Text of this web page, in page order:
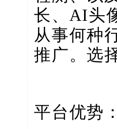
长、AI头
从事何种
推广。选
平台优势